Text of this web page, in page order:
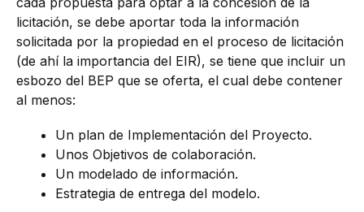
licitación, se debe aportar toda la información
solicitada por la propiedad en el proceso de licitación
(de ahí la importancia del EIR), se tiene que incluir un
esbozo del BEP que se oferta, el cual debe contener
al menos:
Un plan de Implementación del Proyecto.
Unos Objetivos de colaboración.
Un modelado de información.
Estrategia de entrega del modelo.